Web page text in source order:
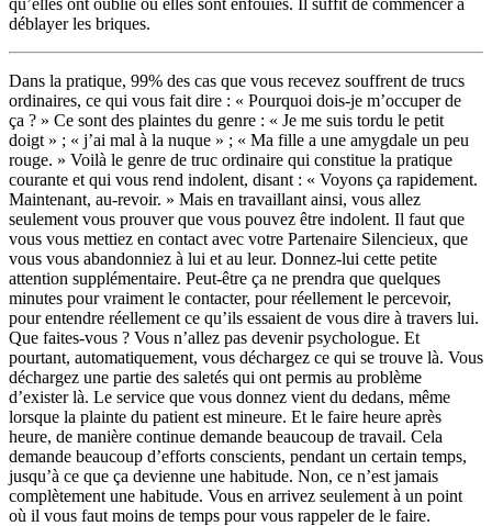
déblayer les briques.
Dans la pratique, 99% des cas que vous recevez souffrent de trucs
ordinaires, ce qui vous fait dire : « Pourquoi dois-je m’occuper de
ça ? » Ce sont des plaintes du genre : « Je me suis tordu le petit
doigt » ; « j’ai mal à la nuque » ; « Ma fille a une amygdale un peu
rouge. » Voilà le genre de truc ordinaire qui constitue la pratique
courante et qui vous rend indolent, disant : « Voyons ça rapidement.
Maintenant, au-revoir. » Mais en travaillant ainsi, vous allez
seulement vous prouver que vous pouvez être indolent. Il faut que
vous vous mettiez en contact avec votre Partenaire Silencieux, que
vous vous abandonniez à lui et au leur. Donnez-lui cette petite
attention supplémentaire. Peut-être ça ne prendra que quelques
minutes pour vraiment le contacter, pour réellement le percevoir,
pour entendre réellement ce qu’ils essaient de vous dire à travers lui.
Que faites-vous ? Vous n’allez pas devenir psychologue. Et
pourtant, automatiquement, vous déchargez ce qui se trouve là. Vous
déchargez une partie des saletés qui ont permis au problème
d’exister là. Le service que vous donnez vient du dedans, même
lorsque la plainte du patient est mineure. Et le faire heure après
heure, de manière continue demande beaucoup de travail. Cela
demande beaucoup d’efforts conscients, pendant un certain temps,
jusqu’à ce que ça devienne une habitude. Non, ce n’est jamais
complètement une habitude. Vous en arrivez seulement à un point
où il vous faut moins de temps pour vous rappeler de le faire.